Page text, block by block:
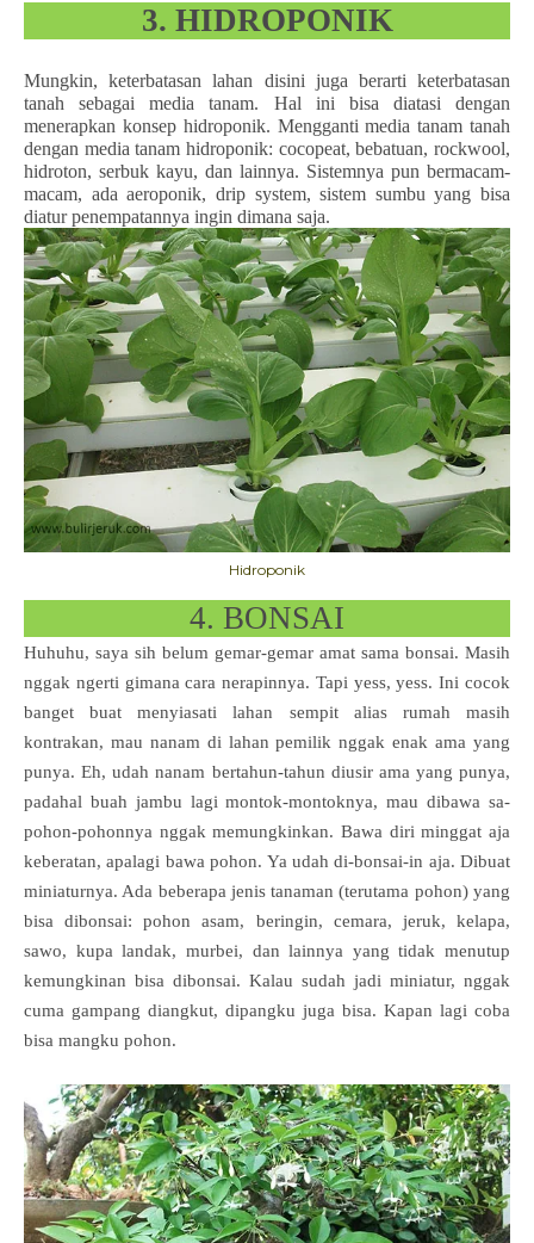
3. HIDROPONIK
Mungkin, keterbatasan lahan disini juga berarti keterbatasan
tanah sebagai media tanam. Hal ini bisa diatasi dengan
menerapkan konsep hidroponik. Mengganti media tanam tanah
dengan media tanam hidroponik: cocopeat, bebatuan, rockwool,
hidroton, serbuk kayu, dan lainnya. Sistemnya pun bermacam-
macam, ada aeroponik, drip system, sistem sumbu yang bisa
diatur penempatannya ingin dimana saja.
Hidroponik
4. BONSAI
Huhuhu, saya sih belum gemar-gemar amat sama bonsai. Masih
nggak ngerti gimana cara nerapinnya. Tapi yess, yess. Ini cocok
banget buat menyiasati lahan sempit alias rumah masih
kontrakan, mau nanam di lahan pemilik nggak enak ama yang
punya. Eh, udah nanam bertahun-tahun diusir ama yang punya,
padahal buah jambu lagi montok-montoknya, mau dibawa sa-
pohon-pohonnya nggak memungkinkan. Bawa diri minggat aja
keberatan, apalagi bawa pohon. Ya udah di-bonsai-in aja. Dibuat
miniaturnya. Ada beberapa jenis tanaman (terutama pohon) yang
bisa dibonsai: pohon asam, beringin, cemara, jeruk, kelapa,
sawo, kupa landak, murbei, dan lainnya yang tidak menutup
kemungkinan bisa dibonsai. Kalau sudah jadi miniatur, nggak
cuma gampang diangkut, dipangku juga bisa. Kapan lagi coba
bisa mangku pohon.